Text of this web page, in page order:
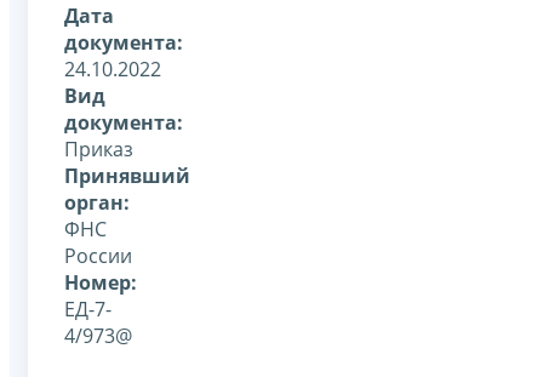
Дата
документа:
24.10.2022
Вид
документа:
Приказ
Принявший
орган:
ФНС
России
Номер:
ЕД-7-
4/973@